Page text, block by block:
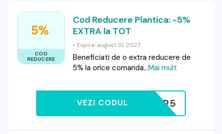
5%
COD
REDUCERE
Cod Reducere Plantica: -5%
EXTRA la TOT
• Expira: august 31, 2027
Beneficiati de o extra reducere de
5% la orice comanda...Mai mult
NVOUCHER5
VEZI CODUL